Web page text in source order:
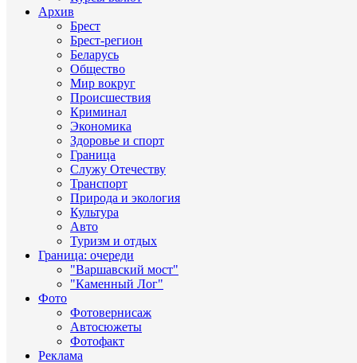
Архив
Брест
Брест-регион
Беларусь
Общество
Мир вокруг
Происшествия
Криминал
Экономика
Здоровье и спорт
Граница
Служу Отечеству
Транспорт
Природа и экология
Культура
Авто
Туризм и отдых
Граница: очереди
"Варшавский мост"
"Каменный Лог"
Фото
Фотовернисаж
Автосюжеты
Фотофакт
Реклама